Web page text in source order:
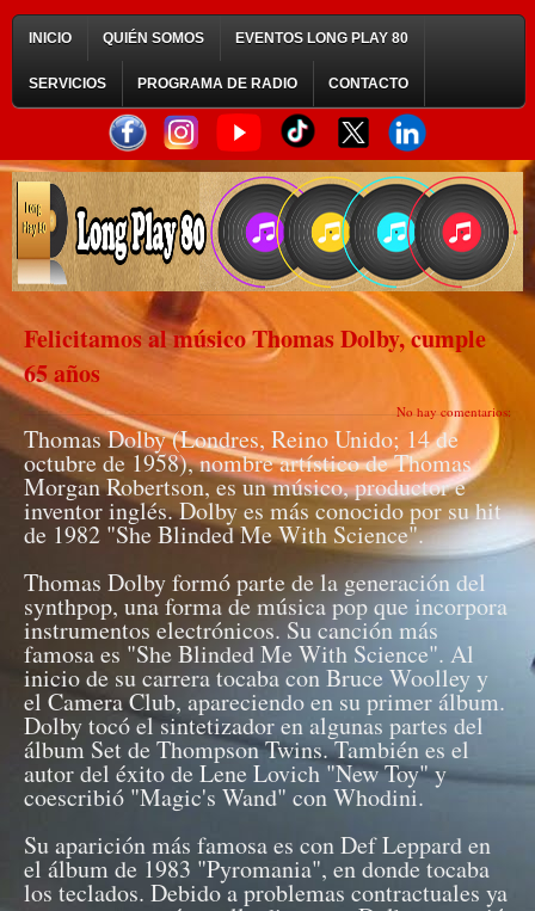
INICIO QUIÉN SOMOS EVENTOS LONG PLAY 80
SERVICIOS PROGRAMA DE RADIO CONTACTO
Felicitamos al músico Thomas Dolby, cumple
65 años
No hay comentarios:
Thomas Dolby (Londres, Reino Unido; 14 de
octubre de 1958), nombre artístico de Thomas
Morgan Robertson, es un músico, productor e
inventor inglés. Dolby es más conocido por su hit
de 1982 "She Blinded Me With Science".
Thomas Dolby formó parte de la generación del
synthpop, una forma de música pop que incorpora
instrumentos electrónicos. Su canción más
famosa es "She Blinded Me With Science". Al
inicio de su carrera tocaba con Bruce Woolley y
el Camera Club, apareciendo en su primer álbum.
Dolby tocó el sintetizador en algunas partes del
álbum Set de Thompson Twins. También es el
autor del éxito de Lene Lovich "New Toy" y
coescribió "Magic's Wand" con Whodini.
Su aparición más famosa es con Def Leppard en
el álbum de 1983 "Pyromania", en donde tocaba
los teclados. Debido a problemas contractuales ya